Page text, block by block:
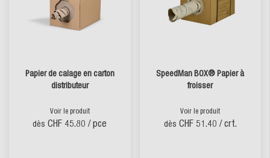
Papier de calage en carton
distributeur
Voir le produit
dès CHF 45.80 / pce
SpeedMan BOX® Papier à
froisser
Voir le produit
dès CHF 51.40 / crt.